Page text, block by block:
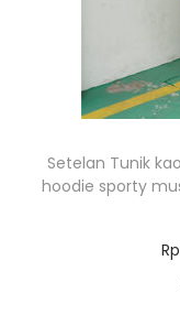
Setelan Tunik
hoodie sporty
Rp